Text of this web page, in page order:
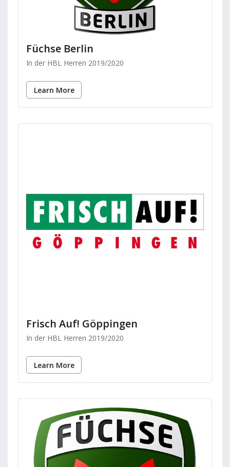
Füchse Berlin
In der HBL Herren 2019/2020
Learn More
Frisch Auf! Göppingen
In der HBL Herren 2019/2020
Learn More